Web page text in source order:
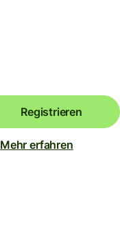
Registrieren
Mehr erfahren